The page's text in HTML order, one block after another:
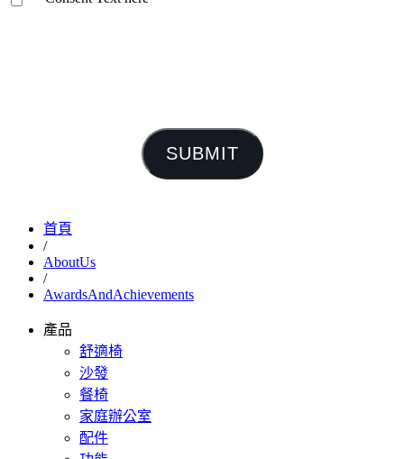
SUBMIT
首頁
/
AboutUs
/
AwardsAndAchievements
產品
舒適椅
沙發
餐椅
家庭辦公室
配件